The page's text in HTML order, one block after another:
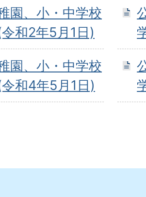
園、小・中学校
和2年5月1日)
園、小・中学校
和4年5月1日)